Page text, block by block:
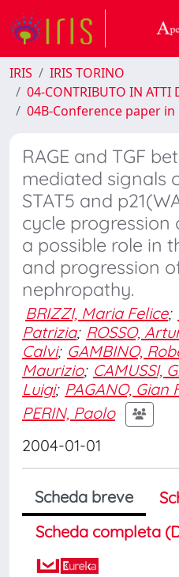
IRIS
IRIS TORINO
04-CONTRIBUTO IN ATTI
04B-Conference paper in
RAGE and TGF
mediated signals
STAT5 and
cycle progression
a possible role in
and progression
nephropathy.
BRIZZI, Maria Felice;
Patrizia; ROSSO,
Calvi; GAMBINO,
Maurizio; CAMUSSI,
Luigi; PAGANO, Gian
PERIN, Paolo
2004-01-01
Scheda breve
Scheda completa